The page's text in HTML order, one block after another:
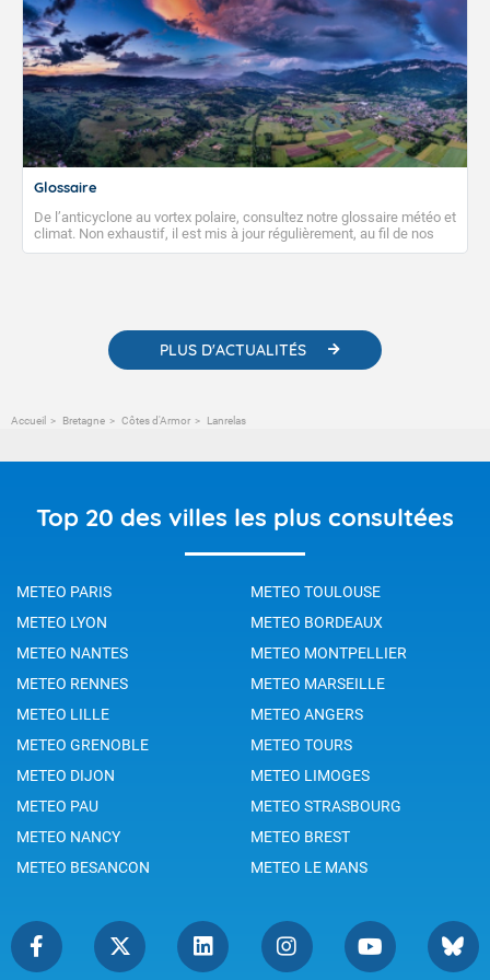
Glossaire
De l’anticyclone au vortex polaire, consultez notre glossaire météo et
climat. Non exhaustif, il est mis à jour régulièrement, au fil de nos
publications. Vous y trouverez également des liens utiles vers nos
PLUS D'ACTUALITÉS
Accueil Bretagne Côtes d'Armor Lanrelas
Top 20 des villes les plus consultées
METEO PARIS
METEO TOULOUSE
METEO LYON
METEO BORDEAUX
METEO NANTES
METEO MONTPELLIER
METEO RENNES
METEO MARSEILLE
METEO LILLE
METEO ANGERS
METEO GRENOBLE
METEO TOURS
METEO DIJON
METEO LIMOGES
METEO PAU
METEO STRASBOURG
METEO NANCY
METEO BREST
METEO BESANCON
METEO LE MANS